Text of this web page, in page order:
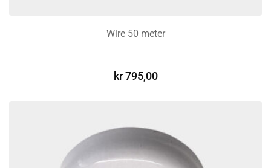
Wire 50 meter
kr795,00